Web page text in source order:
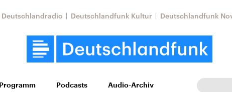
Deutschlandradio Deutschlandfunk Kultur Deutschlandfunk
Programm Podcasts Audio-Archiv